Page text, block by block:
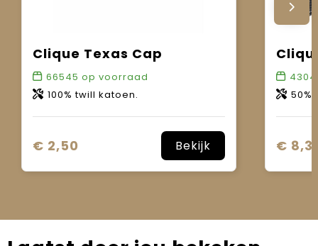
Clique Texas Cap
66545 op voorraad
100% twill katoen.
€ 2,50 Bekijk
4304
50%
€